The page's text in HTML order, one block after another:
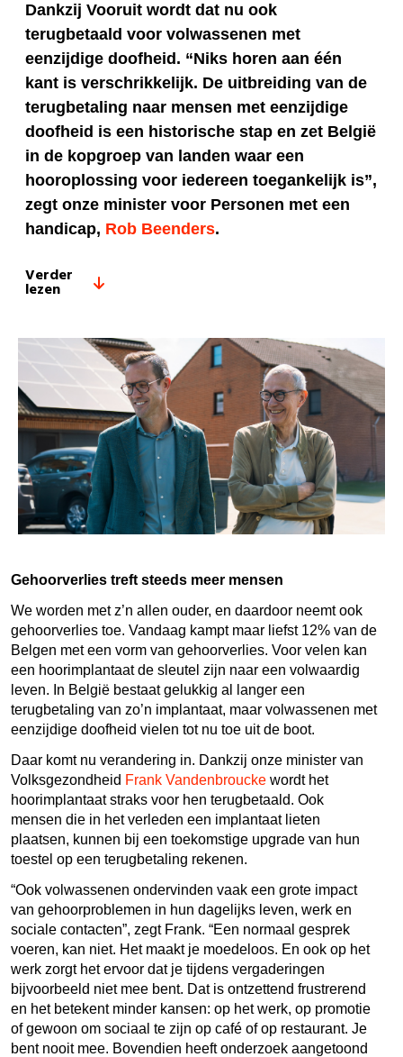
Dankzij Vooruit wordt dat nu ook
terugbetaald voor volwassenen met
eenzijdige doofheid. “Niks horen aan één
kant is verschrikkelijk. De uitbreiding van de
terugbetaling naar mensen met eenzijdige
doofheid is een historische stap en zet België
in de kopgroep van landen waar een
hooroplossing voor iedereen toegankelijk is”,
zegt onze minister voor Personen met een
handicap, Rob Beenders.
Verder
lezen
Gehoorverlies treft steeds meer mensen
We worden met z’n allen ouder, en daardoor neemt ook
gehoorverlies toe. Vandaag kampt maar liefst 12% van de
Belgen met een vorm van gehoorverlies. Voor velen kan
een hoorimplantaat de sleutel zijn naar een volwaardig
leven. In België bestaat gelukkig al langer een
terugbetaling van zo’n implantaat, maar volwassenen met
eenzijdige doofheid vielen tot nu toe uit de boot.
Daar komt nu verandering in. Dankzij onze minister van
Volksgezondheid Frank Vandenbroucke wordt het
hoorimplantaat straks voor hen terugbetaald. Ook
mensen die in het verleden een implantaat lieten
plaatsen, kunnen bij een toekomstige upgrade van hun
toestel op een terugbetaling rekenen.
“Ook volwassenen ondervinden vaak een grote impact
van gehoorproblemen in hun dagelijks leven, werk en
sociale contacten”, zegt Frank. “Een normaal gesprek
voeren, kan niet. Het maakt je moedeloos. En ook op het
werk zorgt het ervoor dat je tijdens vergaderingen
bijvoorbeeld niet mee bent. Dat is ontzettend frustrerend
en het betekent minder kansen: op het werk, op promotie
of gewoon om sociaal te zijn op café of op restaurant. Je
bent nooit mee. Bovendien heeft onderzoek aangetoond